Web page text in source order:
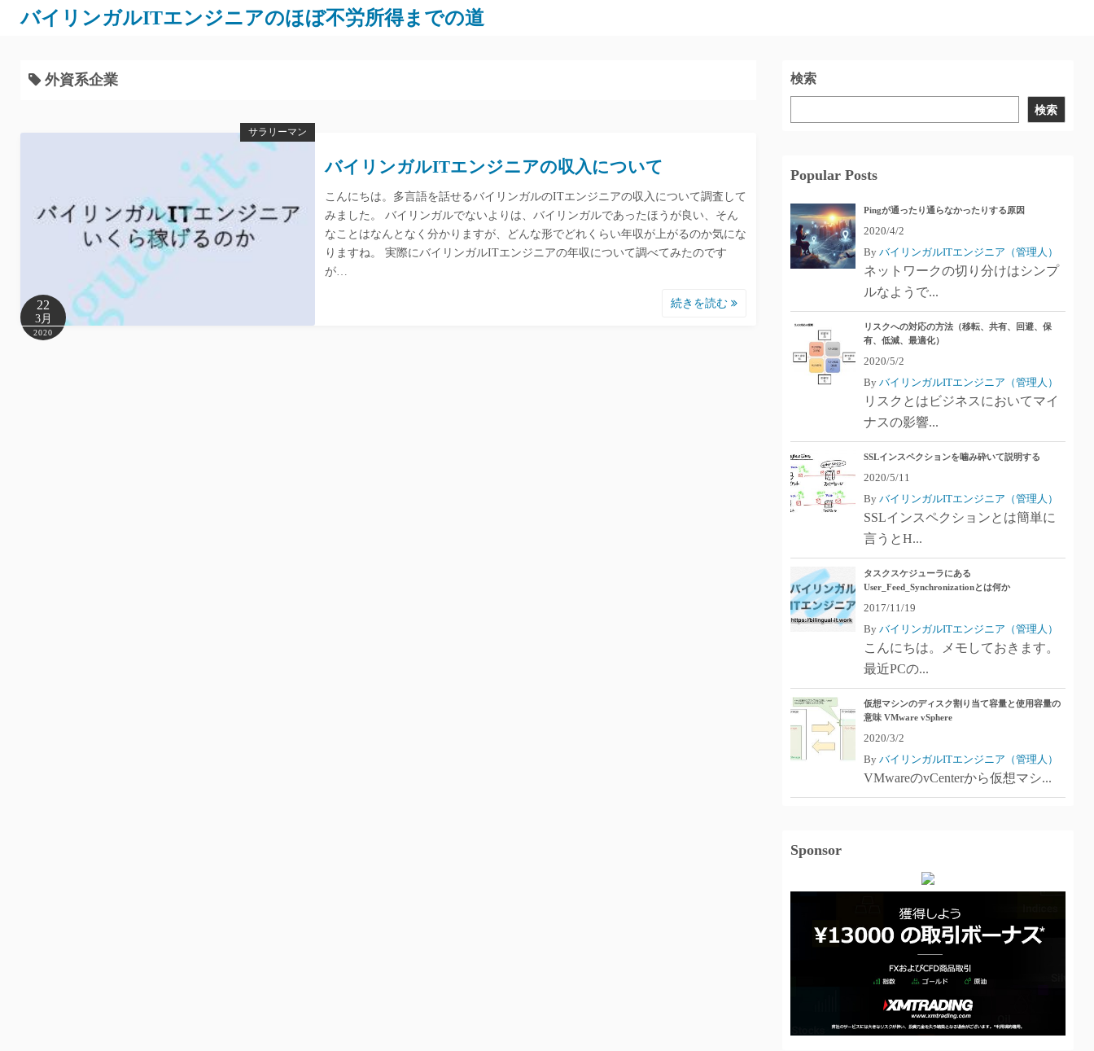
バイリンガルITエンジニアのほぼ不労所得までの道
外資系企業
サラリーマン
22
3月
2020
バイリンガルITエンジニアの収入について
こんにちは。多言語を話せるバイリンガルのITエンジニアの収入について調査して
みました。 バイリンガルでないよりは、バイリンガルであったほうが良い、そん
なことはなんとなく分かりますが、どんな形でどれくらい年収が上がるのか気にな
りますね。 実際にバイリンガルITエンジニアの年収について調べてみたのです
が…
続きを読む
検索
検索
Popular Posts
Pingが通ったり通らなかったりする原因
2020/4/2
By バイリンガルITエンジニア（管理人）
ネットワークの切り分けはシンプ
ルなようで...
リスクへの対応の方法（移転、共有、回避、保
有、低減、最適化）
2020/5/2
By バイリンガルITエンジニア（管理人）
リスクとはビジネスにおいてマイ
ナスの影響...
SSLインスペクションを噛み砕いて説明する
2020/5/11
By バイリンガルITエンジニア（管理人）
SSLインスペクションとは簡単に
言うとH...
タスクスケジューラにある
User_Feed_Synchronizationとは何か
2017/11/19
By バイリンガルITエンジニア（管理人）
こんにちは。メモしておきます。
最近PCの...
仮想マシンのディスク割り当て容量と使用容量の
意味 VMware vSphere
2020/3/2
By バイリンガルITエンジニア（管理人）
VMwareのvCenterから仮想マシ...
Sponsor